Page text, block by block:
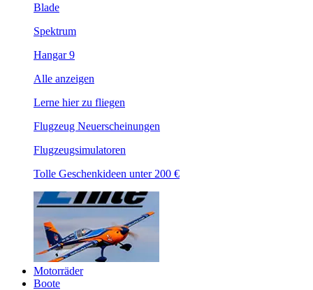
Blade
Spektrum
Hangar 9
Alle anzeigen
Lerne hier zu fliegen
Flugzeug Neuerscheinungen
Flugzeugsimulatoren
Tolle Geschenkideen unter 200 €
Motorräder
Boote